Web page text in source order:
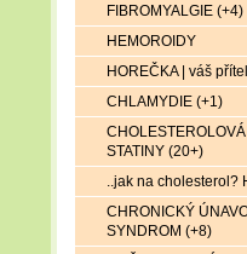
FIBROMYALGIE (+4)
HEMOROIDY
HOREČKA | váš přítel
CHLAMYDIE (+1)
CHOLESTEROLOVÁ
STATINY (20+)
..jak na cholesterol?
CHRONICKÝ
SYNDROM (+8)